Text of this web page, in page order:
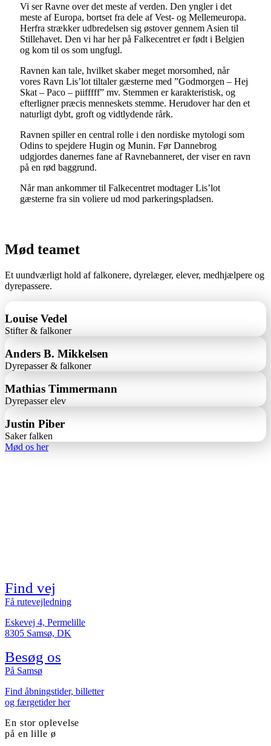
Vi ser Ravne over det meste af verden. Den yngler i det
meste af Europa, bortset fra dele af Vest- og Mellemeuropa.
Herfra strækker udbredelsen sig østover gennem Asien til
Stillehavet. Den vi har her på Falkecentret er født i Belgien
og kom til os som ungfugl.
Ravnen kan tale, hvilket skaber meget morsomhed, når
vores Ravn Lis’lot tiltaler gæsterne med ”Godmorgen – Hej
Skat – Paco – piifffff” mv. Stemmen er karakteristisk, og
efterligner præcis menneskets stemme. Herudover har den et
naturligt dybt, groft og vidtlydende rårk.
Ravnen spiller en central rolle i den nordiske mytologi som
Odins to spejdere Hugin og Munin. Før Dannebrog
udgjordes danernes fane af Ravnebanneret, der viser en ravn
på en rød baggrund.
Når man ankommer til Falkecentret modtager Lis’lot
gæsterne fra sin voliere ud mod parkeringspladsen.
Mød teamet
Et uundværligt hold af falkonere, dyrelæger, elever, medhjælpere og
dyrepassere.
Louise Vedel
Stifter & falkoner
Anders B. Mikkelsen
Dyrepasser & falkoner
Mathias Timmermann
Dyrepasser elev
Justin Piber
Saker falken
Mød os her
Find vej
Få rutevejledning
Eskevej 4, Permelille
8305 Samsø, DK
Besøg os
På Samsø
Find åbningstider, billetter
og færgetider her
En stor oplevelse
på en lille ø